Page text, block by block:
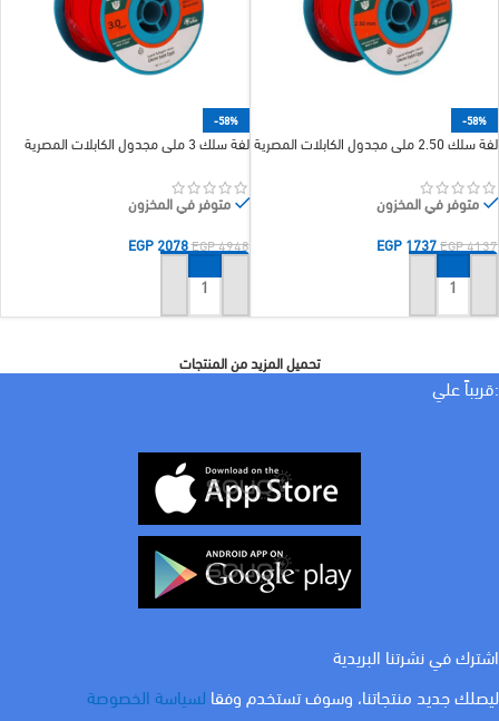
-58%
لفة سلك 2.50 ملى مجدول الكابلات المصرية
متوفر في المخزون
EGP4137
EGP1737
إضافة إلى السلة
-58%
لفة سلك 3 ملى مجدول الكابلات المصرية
متوفر في المخزون
EGP4948
EGP2078
إضافة إلى السلة
تحميل المزيد من المنتجات
:قريباً علي
اشترك في نشرتنا البريدية
ليصلك جديد منتجاتنا، وسوف تستخدم وفقا لسياسة الخصوصة